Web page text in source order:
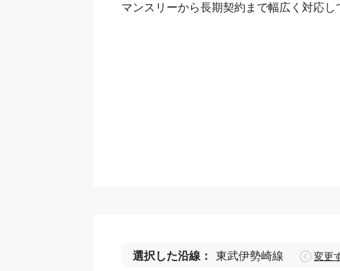
マンスリーから長期契約まで幅広く対応し
選択した沿線： 東武伊勢崎線 変更